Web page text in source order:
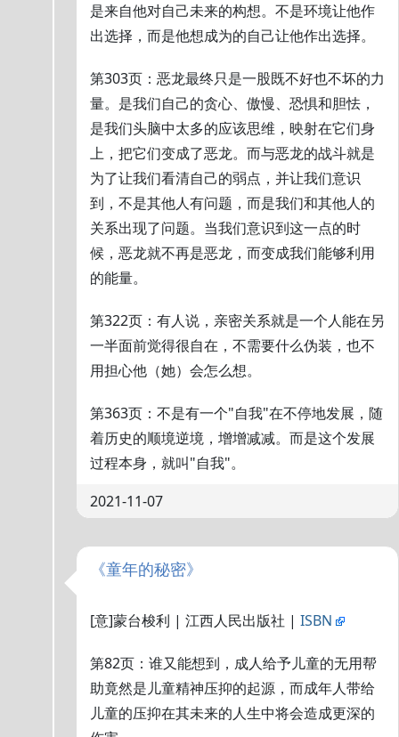
是来自他对自己未来的构想。不是环境让他作
出选择，而是他想成为的自己让他作出选择。
第303页：恶龙最终只是一股既不好也不坏的力
量。是我们自己的贪心、傲慢、恐惧和胆怯，
是我们头脑中太多的应该思维，映射在它们身
上，把它们变成了恶龙。而与恶龙的战斗就是
为了让我们看清自己的弱点，并让我们意识
到，不是其他人有问题，而是我们和其他人的
关系出现了问题。当我们意识到这一点的时
候，恶龙就不再是恶龙，而变成我们能够利用
的能量。
第322页：有人说，亲密关系就是一个人能在另
一半面前觉得很自在，不需要什么伪装，也不
用担心他（她）会怎么想。
第363页：不是有一个"自我"在不停地发展，随
着历史的顺境逆境，增增减减。而是这个发展
过程本身，就叫"自我"。
2021-11-07
《童年的秘密》
[意]蒙台梭利 | 江西人民出版社 | ISBN
第82页：谁又能想到，成人给予儿童的无用帮
助竟然是儿童精神压抑的起源，而成年人带给
儿童的压抑在其未来的人生中将会造成更深的